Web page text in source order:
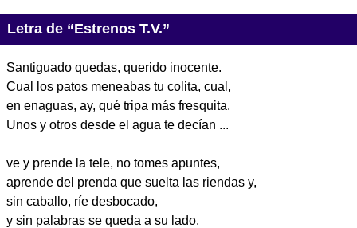
Letra de “Estrenos T.V.”
Santiguado quedas, querido inocente.
Cual los patos meneabas tu colita, cual,
en enaguas, ay, qué tripa más fresquita.
Unos y otros desde el agua te decían ...
ve y prende la tele, no tomes apuntes,
aprende del prenda que suelta las riendas y,
sin caballo, ríe desbocado,
y sin palabras se queda a su lado.